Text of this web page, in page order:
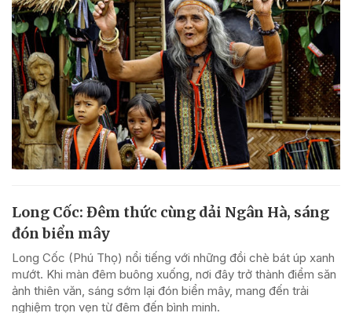
Long Cốc: Đêm thức cùng dải Ngân Hà, sáng
đón biển mây
Long Cốc (Phú Thọ) nổi tiếng với những đồi chè bát úp xanh
mướt. Khi màn đêm buông xuống, nơi đây trở thành điểm săn
ảnh thiên văn, sáng sớm lại đón biển mây, mang đến trải
nghiệm trọn vẹn từ đêm đến bình minh.